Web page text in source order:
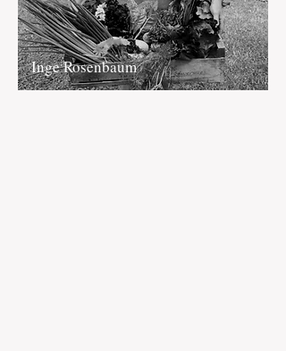
Inge Rosenbaum